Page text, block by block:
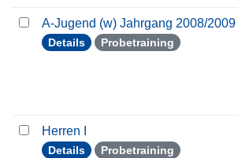
A-Jugend (w) Jahrgang 2008/2009
Details Probetraining
Herren I
Details Probetraining